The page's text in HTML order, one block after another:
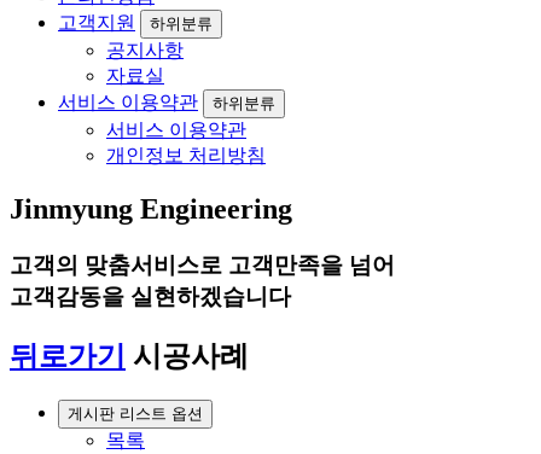
고객지원
하위분류
공지사항
자료실
서비스 이용약관
하위분류
서비스 이용약관
개인정보 처리방침
Jinmyung Engineering
고객의 맞춤서비스로 고객만족을 넘어
고객감동을 실현하겠습니다
뒤로가기 시공사례
게시판 리스트 옵션
목록